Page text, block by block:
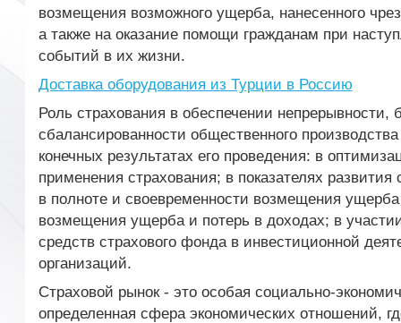
возмещения возможного ущерба, нанесенного
а также на оказание помощи гражданам при
событий в их жизни.
Доставка оборудования из Турции в Россию
Роль страхования в обеспечении непрерывности,
сбалансированности общественного
конечных результатах его проведения: в
применения страхования; в показателях
в полноте и своевременности возмещения
возмещения ущерба и потерь в доходах; в
средств страхового фонда в инвестиционной
организаций.
Страховой рынок - это особая социально-
определенная сфера экономических отношений,